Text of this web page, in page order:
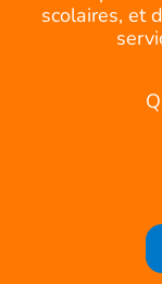
scolaires, et